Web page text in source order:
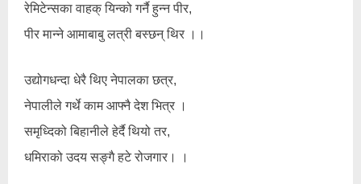
रेमिटेन्सका वाहक् यिन्को गर्नै हुन्न पीर,
पीर मान्ने आमाबाबु लत्री बस्छन् थिर ।।
उद्योगधन्दा धेरै थिए नेपालका छत्र,
नेपालीले गर्थे काम आफ्नै देश भित्र ।
समृध्दिको बिहानीले हेर्दै थियो तर,
धमिराको उदय सङ्गै हटे रोजगार। ।